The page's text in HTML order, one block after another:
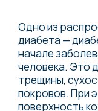
Одно из
диабета —
начале
человека. Это
трещины,
покровов. При
поверхность